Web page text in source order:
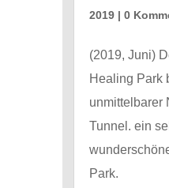
2019 | 0
(2019, Juni)
Healing Park
unmittelbarer
Tunnel. ein
Park.